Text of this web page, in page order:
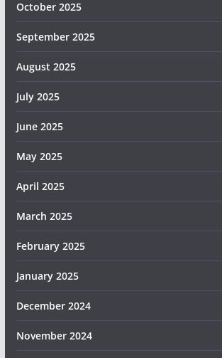
October 2025
September 2025
August 2025
July 2025
June 2025
May 2025
April 2025
March 2025
February 2025
January 2025
December 2024
November 2024